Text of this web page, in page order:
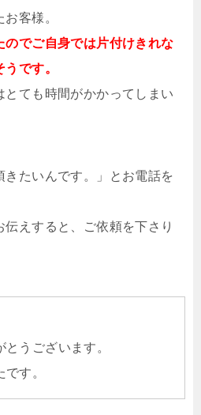
客様。
のでご自身では片付けきれな
です。
ても時間がかかってしまい
きたいんです。」とお電話を
えすると、ご依頼を下さり
うございます。
す。